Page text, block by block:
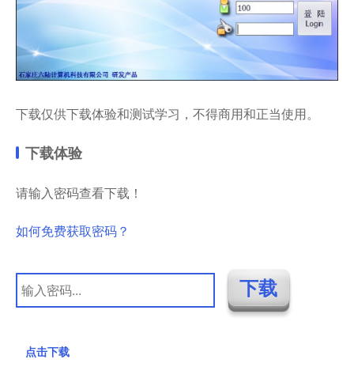
下载仅供下载体验和测试学习，不得商用和正当使用。
下载体验
请输入密码查看下载！
如何免费获取密码？
点击下载